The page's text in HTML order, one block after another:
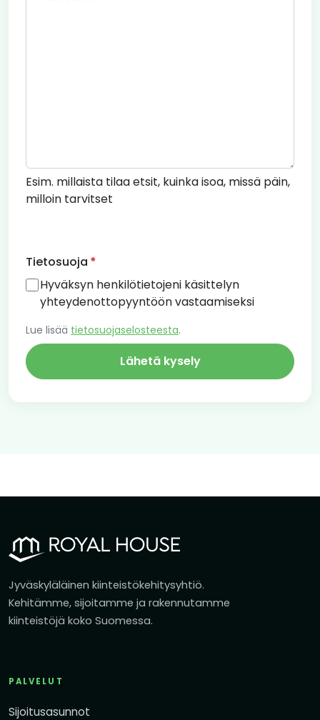
Esim. millaista tilaa etsit, kuinka isoa, missä päin,
milloin tarvitset
Tietosuoja
Hyväksyn henkilötietojeni käsittelyn
yhteydenottopyyntöön vastaamiseksi
Lue lisää tietosuojaselosteesta.
Jyväskyläläinen kiinteistökehitysyhtiö.
Kehitämme, sijoitamme ja rakennutamme
kiinteistöjä koko Suomessa.
PALVELUT
Sijoitusasunnot